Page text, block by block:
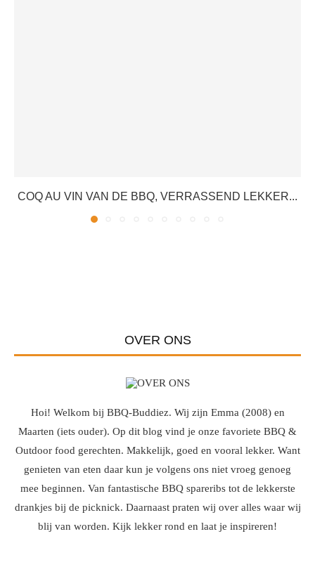
COQ AU VIN VAN DE BBQ, VERRASSEND LEKKER...
OVER ONS
Hoi! Welkom bij BBQ-Buddiez. Wij zijn Emma (2008) en
Maarten (iets ouder). Op dit blog vind je onze favoriete BBQ &
Outdoor food gerechten. Makkelijk, goed en vooral lekker. Want
genieten van eten daar kun je volgens ons niet vroeg genoeg
mee beginnen. Van fantastische BBQ spareribs tot de lekkerste
drankjes bij de picknick. Daarnaast praten wij over alles waar wij
blij van worden. Kijk lekker rond en laat je inspireren!